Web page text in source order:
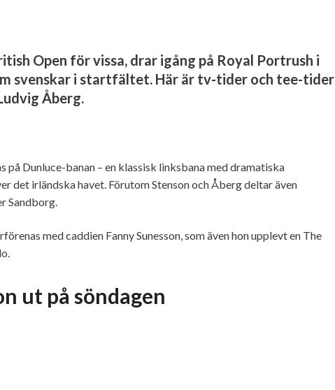
Open för vissa, drar igång på Royal Portrush i
svenskar i startfältet. Här är tv-tider och tee-tider
Åberg.
på Dunluce-banan – en klassisk linksbana med dramatiska
det irländska havet. Förutom Stenson och Åberg deltar även
Sandborg.
med caddien Fanny Sunesson, som även hon upplevt en The
ut på söndagen